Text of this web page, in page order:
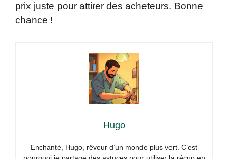
prix juste pour attirer des acheteurs. Bonne
chance !
Hugo
Enchanté, Hugo, rêveur d’un monde plus vert. C’est